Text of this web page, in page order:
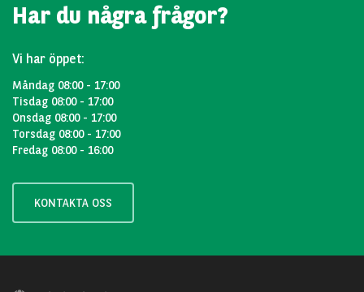
Har du några frågor?
Vi har öppet:
Måndag 08:00 - 17:00
Tisdag 08:00 - 17:00
Onsdag 08:00 - 17:00
Torsdag 08:00 - 17:00
Fredag 08:00 - 16:00
KONTAKTA OSS